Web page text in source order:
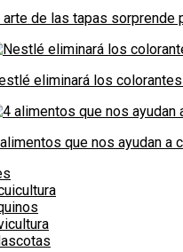
arte de las tapas sorprende
eliminará los
que nos ayudan a